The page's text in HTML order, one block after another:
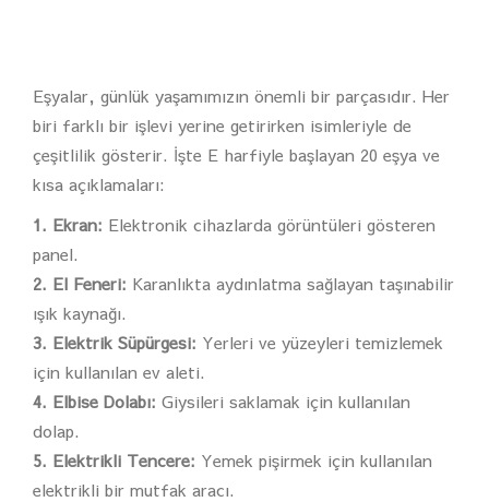
Eşyalar, günlük yaşamımızın önemli bir parçasıdır. Her
biri farklı bir işlevi yerine getirirken isimleriyle de
çeşitlilik gösterir. İşte E harfiyle başlayan 20 eşya ve
kısa açıklamaları:
1. Ekran: Elektronik cihazlarda görüntüleri gösteren
panel.
2. El Feneri: Karanlıkta aydınlatma sağlayan taşınabilir
ışık kaynağı.
3. Elektrik Süpürgesi: Yerleri ve yüzeyleri temizlemek
için kullanılan ev aleti.
4. Elbise Dolabı: Giysileri saklamak için kullanılan
dolap.
5. Elektrikli Tencere: Yemek pişirmek için kullanılan
elektrikli bir mutfak aracı.